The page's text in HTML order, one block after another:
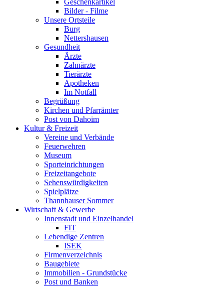
Geschenkartikel
Bilder - Filme
Unsere Ortsteile
Burg
Nettershausen
Gesundheit
Ärzte
Zahnärzte
Tierärzte
Apotheken
Im Notfall
Begrüßung
Kirchen und Pfarrämter
Post von Dahoim
Kultur & Freizeit
Vereine und Verbände
Feuerwehren
Museum
Sporteinrichtungen
Freizeitangebote
Sehenswürdigkeiten
Spielplätze
Thannhauser Sommer
Wirtschaft & Gewerbe
Innenstadt und Einzelhandel
FIT
Lebendige Zentren
ISEK
Firmenverzeichnis
Baugebiete
Immobilien - Grundstücke
Post und Banken